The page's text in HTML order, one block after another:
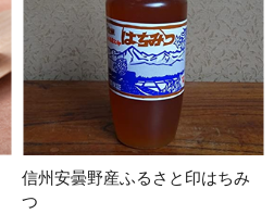
信州安曇野産ふるさと印はちみ
つ